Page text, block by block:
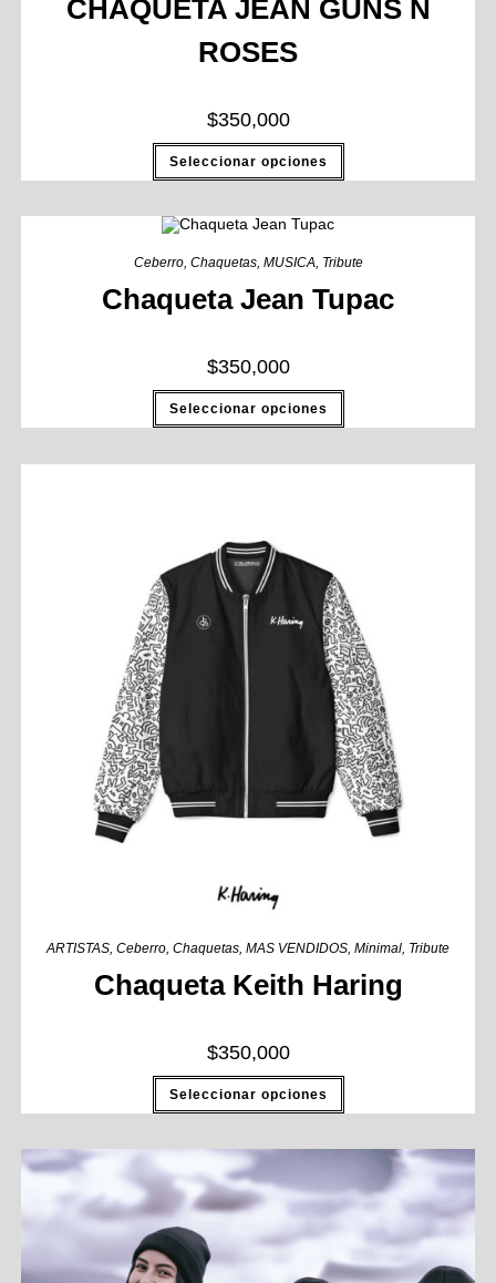
CHAQUETA JEAN GUNS N
ROSES
$350,000
Seleccionar opciones
Ceberro, Chaquetas, MUSICA, Tribute
Chaqueta Jean Tupac
$350,000
Seleccionar opciones
ARTISTAS Ceberro Chaquetas MAS VENDIDOS Minimal Tribute
Chaqueta Keith Haring
$350,000
Seleccionar opciones